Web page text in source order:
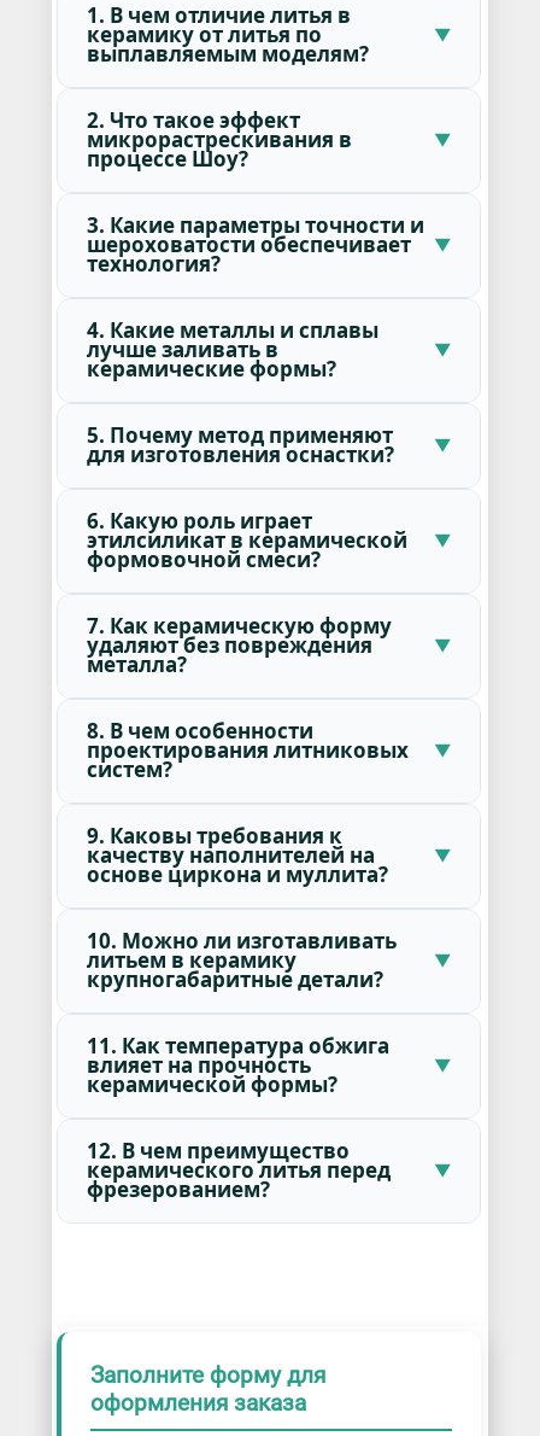
1. В чем отличие литья в
керамику от литья по
выплавляемым моделям?
2. Что такое эффект
микрорастрескивания в
процессе Шоу?
3. Какие параметры точности и
шероховатости обеспечивает
технология?
4. Какие металлы и сплавы
лучше заливать в
керамические формы?
5. Почему метод применяют
для изготовления оснастки?
6. Какую роль играет
этилсиликат в керамической
формовочной смеси?
7. Как керамическую форму
удаляют без повреждения
металла?
8. В чем особенности
проектирования литниковых
систем?
9. Каковы требования к
качеству наполнителей на
основе циркона и муллита?
10. Можно ли изготавливать
литьем в керамику
крупногабаритные детали?
11. Как температура обжига
влияет на прочность
керамической формы?
12. В чем преимущество
керамического литья перед
фрезерованием?
Заполните форму для
оформления заказа